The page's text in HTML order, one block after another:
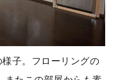
子。フローリングの